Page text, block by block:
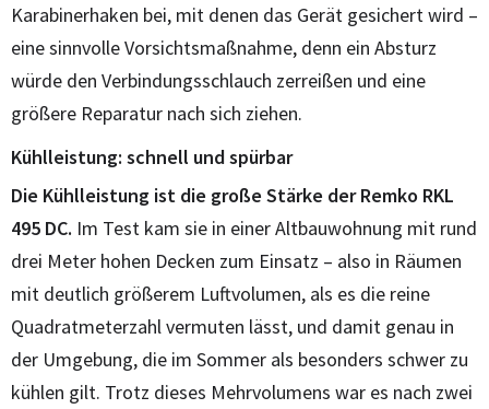
Karabinerhaken bei, mit denen das Gerät gesichert wird –
eine sinnvolle Vorsichtsmaßnahme, denn ein Absturz
würde den Verbindungsschlauch zerreißen und eine
größere Reparatur nach sich ziehen.
Kühlleistung: schnell und spürbar
Die Kühlleistung ist die große Stärke der Remko RKL
495 DC. Im Test kam sie in einer Altbauwohnung mit rund
drei Meter hohen Decken zum Einsatz – also in Räumen
mit deutlich größerem Luftvolumen, als es die reine
Quadratmeterzahl vermuten lässt, und damit genau in
der Umgebung, die im Sommer als besonders schwer zu
kühlen gilt. Trotz dieses Mehrvolumens war es nach zwei